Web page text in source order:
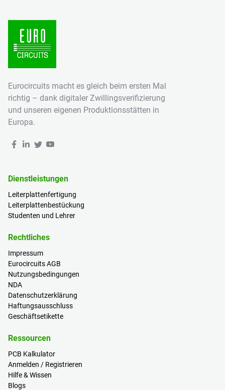
Eurocircuits macht es gleich beim ersten Mal
richtig – dank digitaler Zwillingsverifizierung
und unseren eigenen Produktionsstätten in
Europa.
Dienstleistungen
Leiterplattenfertigung
Leiterplattenbestückung
Studenten und Lehrer
Rechtliches
Impressum
Eurocircuits AGB
Nutzungsbedingungen
NDA
Datenschutzerklärung
Haftungsausschluss
Geschäftsetikette
Ressourcen
PCB Kalkulator
Anmelden / Registrieren
Hilfe & Wissen
Blogs